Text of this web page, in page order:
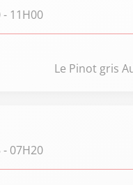
- 11H00
Le Pinot gris
- 07H20